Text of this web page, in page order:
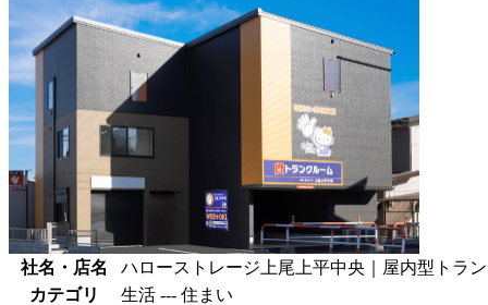
社名・店名
ハローストレージ上尾上平中央｜屋内型トラ
カテゴリ
生活 --- 住まい